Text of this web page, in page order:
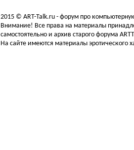
2015 © ART-Talk.ru - форум про
Внимание! Все права на материалы
самостоятельно и архив старого форума
На сайте имеются материалы эротического